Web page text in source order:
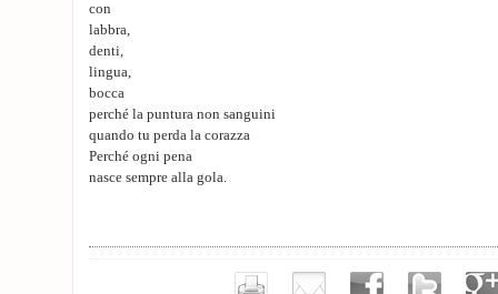
con
labbra,
denti,
lingua,
bocca
perché la puntura non sanguini
quando tu perda la corazza
Perché ogni pena
nasce sempre alla gola.